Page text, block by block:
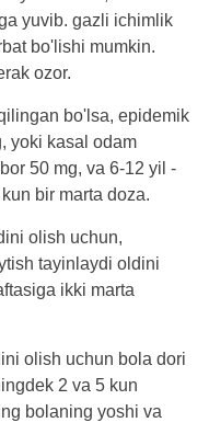
yuvib. gazli ichimlik
bo'lishi mumkin.
ozor.
bo'lsa, epidemik
yoki kasal odam
50 mg, va 6-12 yil -
bir marta doza.
olish uchun,
tayinlaydi oldini
ikki marta
olish uchun bola dori
2 va 5 kun
bolaning yoshi va